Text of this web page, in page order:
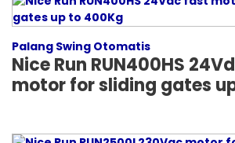
Palang Swing Otomatis
Nice Run RUN400HS
motor for sliding gates